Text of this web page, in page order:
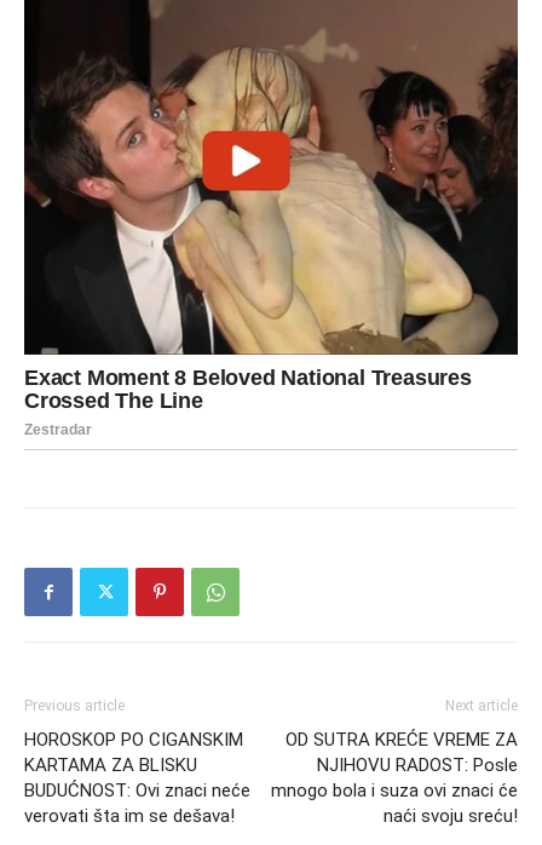
Previous article
HOROSKOP PO CIGANSKIM
KARTAMA ZA BLISKU
BUDUĆNOST: Ovi znaci neće
verovati šta im se dešava!
Next article
OD SUTRA KREĆE VREME ZA
NJIHOVU RADOST: Posle
mnogo bola i suza ovi znaci će
naći svoju sreću!